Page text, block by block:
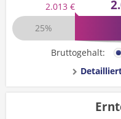
2.013 €
25%
Bruttogehalt: